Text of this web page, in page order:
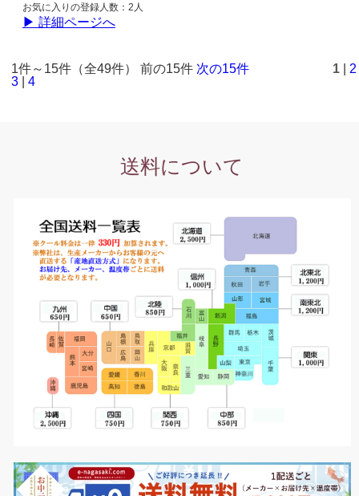
お気に入りの登録人数：2人
▶ 詳細ページへ
1件～15件（全49件） 前の15件 次の15件 1 2
3 |4
送料について